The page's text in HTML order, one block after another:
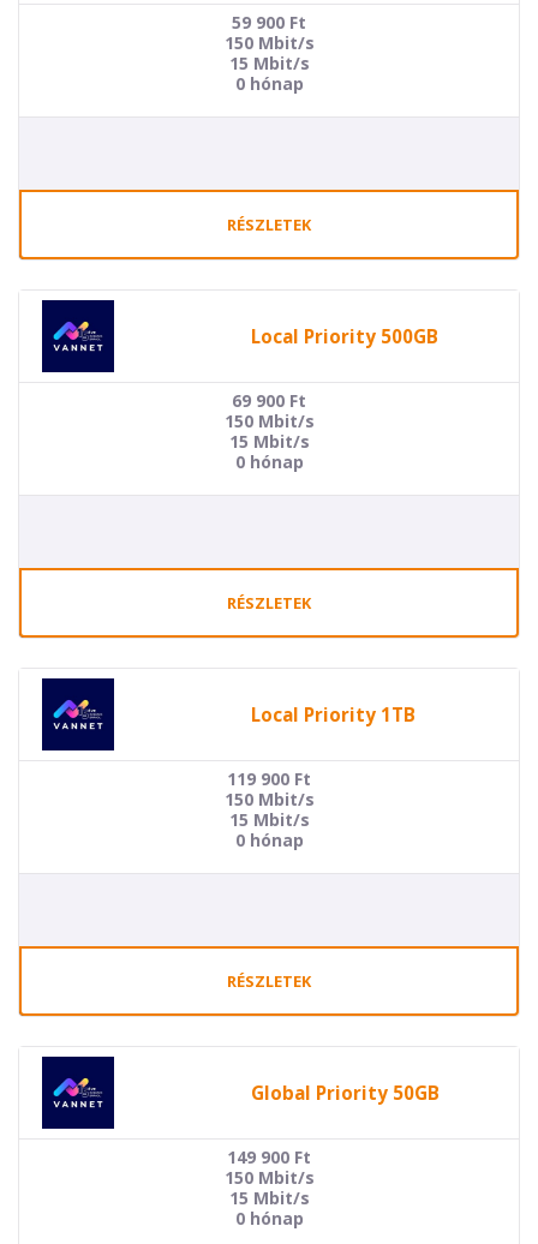
59 900 Ft
150 Mbit/s
15 Mbit/s
0 hónap
RÉSZLETEK
Local Priority 500GB
69 900 Ft
150 Mbit/s
15 Mbit/s
0 hónap
RÉSZLETEK
Local Priority 1TB
119 900 Ft
150 Mbit/s
15 Mbit/s
0 hónap
RÉSZLETEK
Global Priority 50GB
149 900 Ft
150 Mbit/s
15 Mbit/s
0 hónap